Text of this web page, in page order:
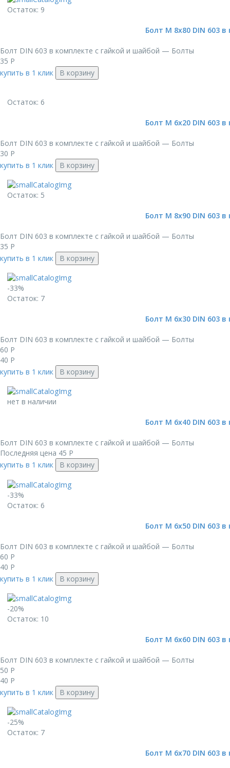
Остаток: 9
Болт М 8х80 DIN 603
Болт DIN 603 в комплекте с гайкой и шайбой — Болты
35 Р
купить в 1 клик
В корзину
Остаток: 6
Болт М 6х20 DIN 603
Болт DIN 603 в комплекте с гайкой и шайбой — Болты
30 Р
купить в 1 клик
В корзину
Остаток: 5
Болт М 8х90 DIN 603
Болт DIN 603 в комплекте с гайкой и шайбой — Болты
35 Р
купить в 1 клик
В корзину
-33%
Остаток: 7
Болт М 6х30 DIN 603
Болт DIN 603 в комплекте с гайкой и шайбой — Болты
60 Р
40 Р
купить в 1 клик
В корзину
нет в наличии
Болт М 6х40 DIN 603
Болт DIN 603 в комплекте с гайкой и шайбой — Болты
Последняя цена 45 Р
купить в 1 клик
В корзину
-33%
Остаток: 6
Болт М 6х50 DIN 603
Болт DIN 603 в комплекте с гайкой и шайбой — Болты
60 Р
40 Р
купить в 1 клик
В корзину
-20%
Остаток: 10
Болт М 6х60 DIN 603
Болт DIN 603 в комплекте с гайкой и шайбой — Болты
50 Р
40 Р
купить в 1 клик
В корзину
-25%
Остаток: 7
Болт М 6х70 DIN 603